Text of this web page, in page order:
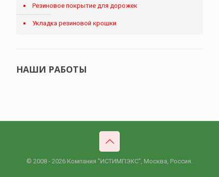
Резиновое покрытие для дорожек
Укладка резиновой крошки
НАШИ РАБОТЫ
© 2008 - 2026 Компания "ИСТИМПЭКС", Москва, Россия.